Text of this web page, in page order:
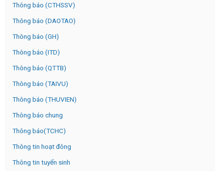
Thông báo (CTHSSV)
Thông báo (DAOTAO)
Thông báo (GH)
Thông báo (ITD)
Thông báo (QTTB)
Thông báo (TAIVU)
Thông báo (THUVIEN)
Thông báo chung
Thông báo(TCHC)
Thông tin hoạt đông
Thông tin tuyển sinh